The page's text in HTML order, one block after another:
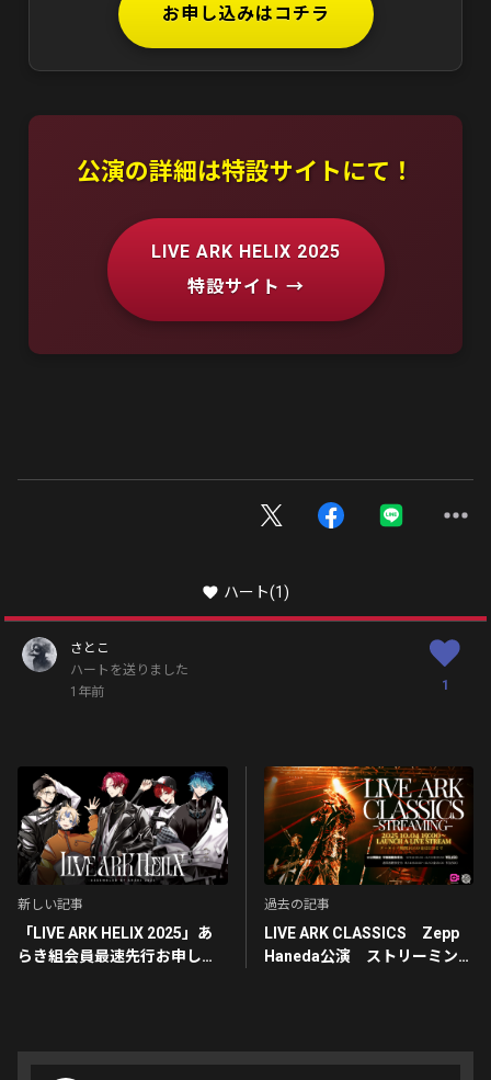
お申し込みはコチラ
公演の詳細は特設サイトにて！
LIVE ARK HELIX 2025
特設サイト →
ハート(1)
さとこ
ハートを送りました
1年前
1
新しい記事
「LIVE ARK HELIX 2025」あ
らき組会員最速先行お申し込
過去の記事
LIVE ARK CLASSICS Zepp
Haneda公演 ストリーミング